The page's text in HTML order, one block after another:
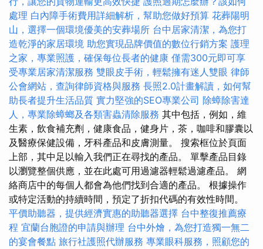
處理 白內障手術費用詳細解析，幫助您做好預算 花葬陽明
山，選擇一個環境優美的安葬場所 台中居家清潔，為您打
造乾淨的家居環境 助您實現品牌價值的數位行銷方案 護理
之家，專業照護，確保每位長者的健康 僅需300元即可享
受專業居家清潔服務 雙眼皮手術，輕鬆擁有迷人雙眼 律師
公會網站，查詢律師資格與服務 長照2.0計畫解讀，如何幫
助長者提升生活品質 實力堅強的SEO專業公司 除蟑除害達
人，專業除蟑螂及各類害蟲清除服務 其中包括，例如，維
生素，飲食補充劑，健康食品，健身片，茶，咖啡和膠囊以
及醫療保健設備，牙科產品和皮膚測量。 搜索框位於頁面
上部，其中足以輸入我們正在尋找的產品。 單擊產品目錄
以瀏覽整個供應，並在此處可用過濾器輕鬆過濾產品。 網
絡商店中的每個人都會為他們找到合適的產品。 根據操作
或特定活動的持續時間，預定了折扣代碼的有效性時間。
平價助聽器，提供經濟實惠的助聽器選擇 台中整復推薦療
程 宜蘭台胞證的申請與辦理 台中外燴，為您打造獨一無二
的宴會餐點 旅行社護照代辦服務 專業眼科服務，照顧您的